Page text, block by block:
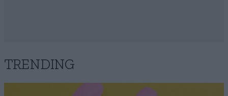
TRENDING